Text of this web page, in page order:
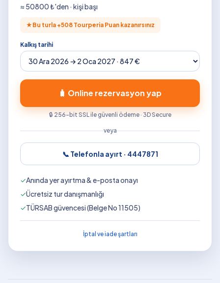
≈ 50800₺'den · kişi başı
★ Bu turla +508 Tourperia Puan kazanırsınız
Kalkış tarihi
🧳 Online rezervasyon yap
🔒 256-bit SSL ile güvenli ödeme · 3D Secure
veya
📞 Telefonla ayırt · 4447871
✓Anında yer ayırtma & e-posta onayı
✓Ücretsiz tur danışmanlığı
✓TÜRSAB güvencesi (Belge No 11505)
İptal ve iade şartları